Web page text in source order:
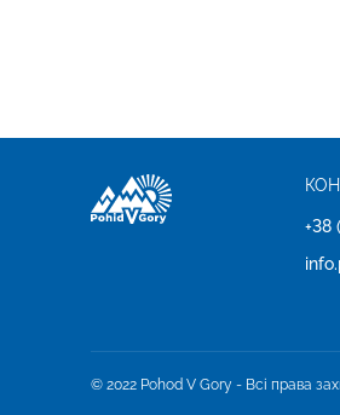
+38
© 2022 Pohod V Gory - Всі права